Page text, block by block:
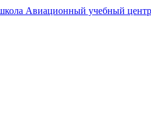
Авиационный учебный